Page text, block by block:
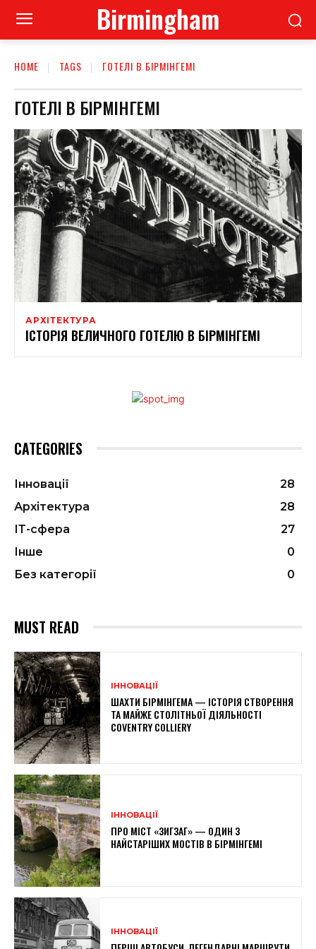
Birmingham
HOME TAGS ГОТЕЛІ В БІРМІНГЕМІ
ГОТЕЛІ В БІРМІНГЕМІ
АРХІТЕКТУРА
ІСТОРІЯ ВЕЛИЧНОГО ГОТЕЛЮ В БІРМІНГЕМІ
CATEGORIES
Інновації
28
Архітектура
28
ІТ-сфера
27
Інше
0
Без категорії
0
MUST READ
ІННОВАЦІЇ
ШАХТИ БІРМІНГЕМА — ІСТОРІЯ СТВОРЕННЯ
ТА МАЙЖЕ СТОЛІТНЬОЇ ДІЯЛЬНОСТІ
COVENTRY COLLIERY
ІННОВАЦІЇ
ПРО МІСТ «ЗИГЗАГ» — ОДИН З
НАЙСТАРІШИХ МОСТІВ В БІРМІНГЕМІ
ІННОВАЦІЇ